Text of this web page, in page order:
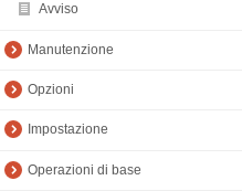
Avviso
Manutenzione
Opzioni
Impostazione
Operazioni di base